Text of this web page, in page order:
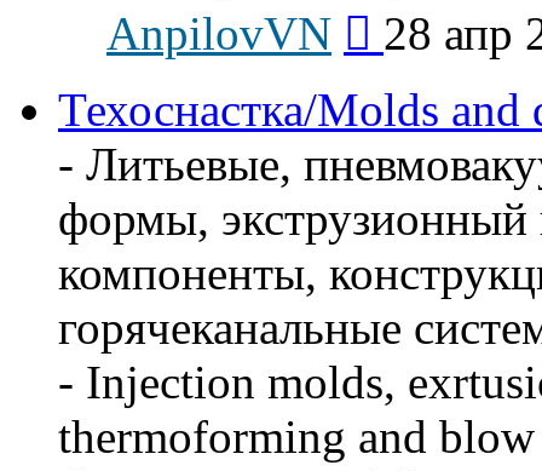
AnpilovVN
последнему
28 апр
Техоснастка/Molds and
- Литьевые,
формы,
компоненты,
горячеканальные
- Injection molds,
thermoforming and